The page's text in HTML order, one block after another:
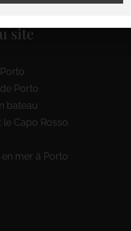
32 38
site
Porto
bateau
le Capo Rosso
mer à Porto